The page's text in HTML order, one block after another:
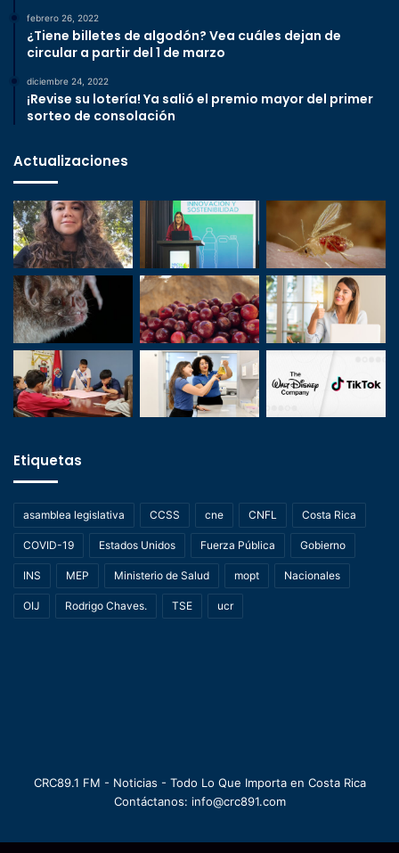
febrero 26, 2022
¿Tiene billetes de algodón? Vea cuáles dejan de
circular a partir del 1 de marzo
diciembre 24, 2022
¡Revise su lotería! Ya salió el premio mayor del primer
sorteo de consolación
Actualizaciones
Etiquetas
asamblea legislativa CCSS cne CNFL Costa Rica
COVID-19 Estados Unidos Fuerza Pública Gobierno
INS MEP Ministerio de Salud mopt Nacionales
OIJ Rodrigo Chaves. TSE ucr
CRC89.1 FM - Noticias - Todo Lo Que Importa en Costa Rica
Contáctanos: info@crc891.com